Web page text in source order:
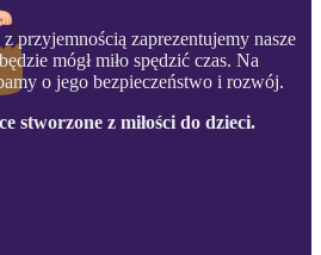
przyjemnością zaprezentujemy nasze
mógł miło spędzić czas. Na
o jego bezpieczeństwo i rozwój.
stworzone z miłości do dzieci.